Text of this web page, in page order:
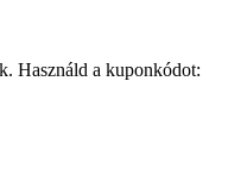
Használd a kuponkódot: